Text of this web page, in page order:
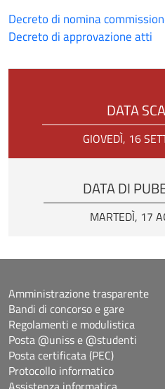
Decreto di nomina
Decreto di approvazione atti
DATA
GIOVEDÌ, 16
DATA DI
MARTEDÌ, 17
Amministrazione trasparente
Bandi di concorso e gare
Regolamenti e modulistica
Posta @uniss e @studenti
Posta certificata (PEC)
Protocollo informatico